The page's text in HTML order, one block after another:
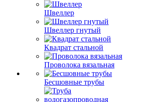
Швеллер
Швеллер гнутый
Квадрат стальной
Проволока вязальная
Бесшовные трубы